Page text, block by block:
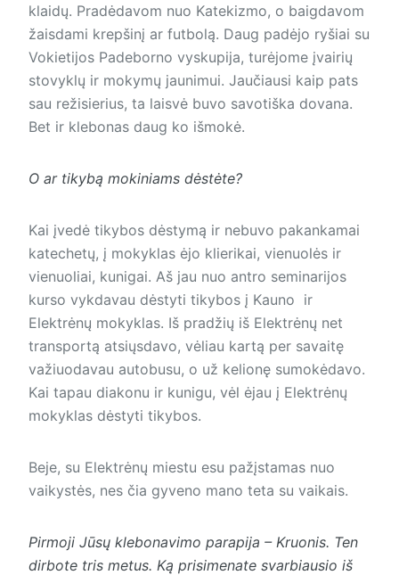
klaidų. Pradėdavom nuo Katekizmo, o baigdavom
žaisdami krepšinį ar futbolą. Daug padėjo ryšiai su
Vokietijos Padeborno vyskupija, turėjome įvairių
stovyklų ir mokymų jaunimui. Jaučiausi kaip pats
sau režisierius, ta laisvė buvo savotiška dovana.
Bet ir klebonas daug ko išmokė.
O ar tikybą mokiniams dėstėte?
Kai įvedė tikybos dėstymą ir nebuvo pakan­kamai
katechetų, į mokyklas ėjo klierikai, vienuolės ir
vienuoliai, kunigai. Aš jau nuo antro seminarijos
kurso vykdavau dėstyti tikybos į Kauno ir
Elektrėnų mokyklas. Iš pradžių iš Elektrėnų net
transportą atsiųsdavo, vėliau kartą per savaitę
važiuodavau autobusu, o už kelionę sumokėdavo.
Kai tapau diakonu ir kunigu, vėl ėjau į Elektrėnų
mokyklas dėstyti tikybos.
Beje, su Elektrėnų miestu esu pažįstamas nuo
vaikystės, nes čia gyveno mano teta su vaikais.
Pirmoji Jūsų klebonavimo parapija – Kruonis. Ten
dirbote tris metus. Ką prisimenate svarbiausio iš